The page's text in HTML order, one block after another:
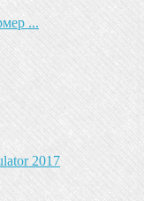
...
2017